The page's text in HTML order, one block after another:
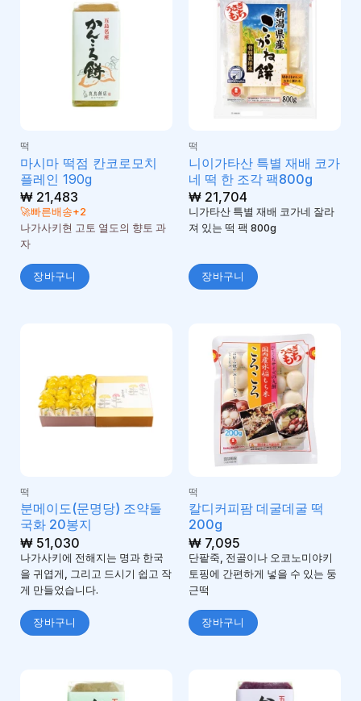
떡
마시마 떡점 칸코로모치
플레인 190g
₩21,483
🚀빠른배송+2
나가사키현 고토 열도의 향토 과
자
장바구니
떡
니이가타산 특별 재배 코가
네 떡 한 조각 팩800g
₩21,704
니가타산 특별 재배 코가네 잘라
져 있는 떡 팩 800g
장바구니
떡
분메이도(문명당) 조약돌
국화 20봉지
₩51,030
나가사키에 전해지는 명과 한국
을 귀엽게, 그리고 드시기 쉽고 작
게 만들었습니다.
장바구니
떡
칼디커피팜 데굴데굴 떡
200g
₩7,095
단팥죽, 전골이나 오코노미야키
토핑에 간편하게 넣을 수 있는 둥
근떡
장바구니